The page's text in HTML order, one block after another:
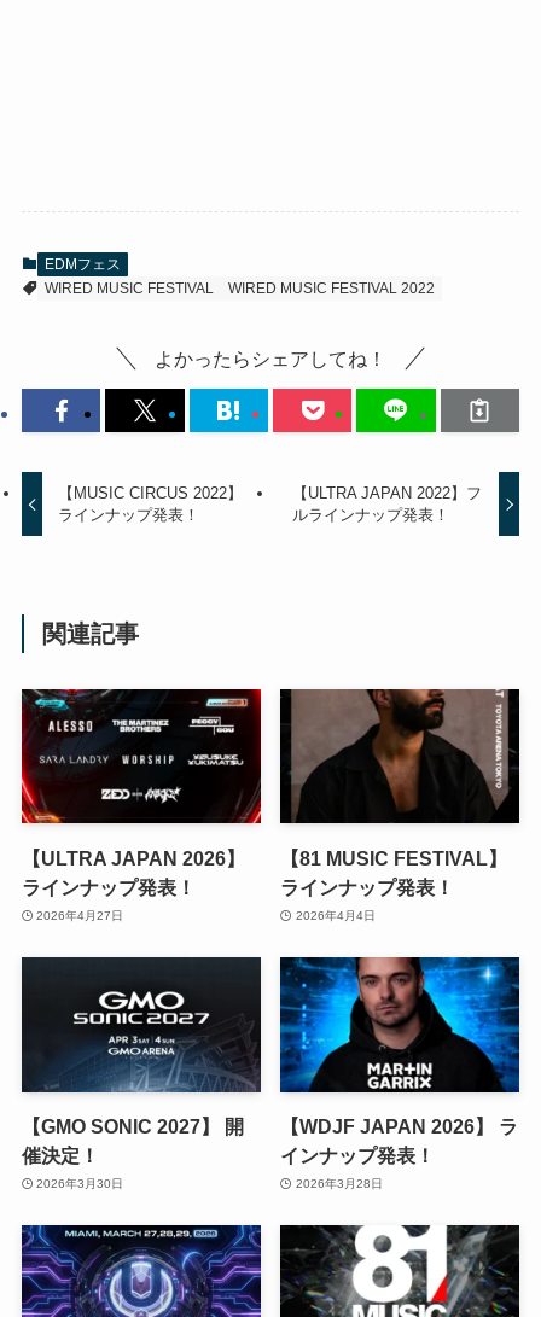
EDMフェス
WIRED MUSIC FESTIVAL
WIRED MUSIC FESTIVAL 2022
よかったらシェアしてね！
【MUSIC CIRCUS 2022】
ラインナップ発表！
【ULTRA JAPAN 2022】フ
ルラインナップ発表！
関連記事
【ULTRA JAPAN 2026】
ラインナップ発表！
2026年4月27日
【81 MUSIC FESTIVAL】
ラインナップ発表！
2026年4月4日
【GMO SONIC 2027】 開
催決定！
2026年3月30日
【WDJF JAPAN 2026】 ラ
インナップ発表！
2026年3月28日